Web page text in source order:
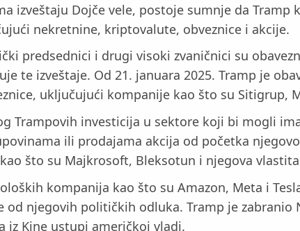
izveštaju Dojče vele, postoje sumnje da
nekretnine, kriptovalute, obveznice i akcije.
predsednici i drugi visoki zvaničnici su
te izveštaje. Od 21. januara 2025. Tramp je
uključujući kompanije kao što su Sitigrup,
Trampovih investicija u sektore koji bi mogli
ili prodajama akcija od početka
što su Majkrosoft, Bleksotun i njegova
kompanija kao što su Amazon, Meta i
njegovih političkih odluka. Tramp je
iz Kine ustupi američkoj vladi.